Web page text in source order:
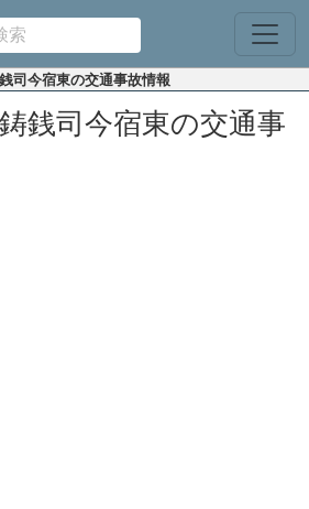
司今宿東の交通事故情報
銭司今宿東の交通事